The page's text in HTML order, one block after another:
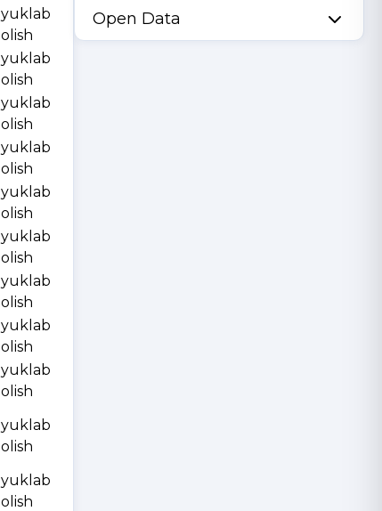
yuklab
olish
yuklab
olish
yuklab
olish
yuklab
olish
yuklab
olish
yuklab
olish
yuklab
olish
yuklab
olish
yuklab
olish
yuklab
olish
yuklab
olish
Open Data